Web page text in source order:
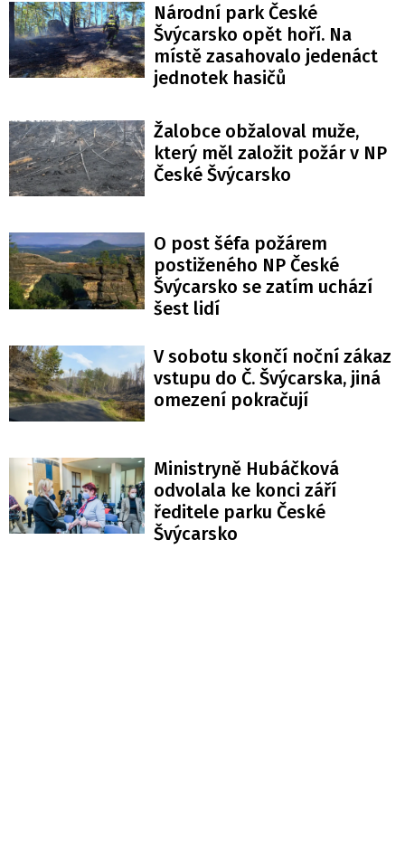
Národní park České
Švýcarsko opět hoří. Na
místě zasahovalo jedenáct
jednotek hasičů
Žalobce obžaloval muže,
který měl založit požár v NP
České Švýcarsko
O post šéfa požárem
postiženého NP České
Švýcarsko se zatím uchází
šest lidí
V sobotu skončí noční zákaz
vstupu do Č. Švýcarska, jiná
omezení pokračují
Ministryně Hubáčková
odvolala ke konci září
ředitele parku České
Švýcarsko